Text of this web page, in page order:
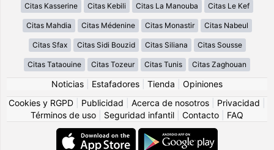
Citas Kasserine Citas Kebili Citas La Manouba Citas Le Kef
Citas Mahdia Citas Médenine Citas Monastir Citas Nabeul
Citas Sfax Citas Sidi Bouzid Citas Siliana Citas Sousse
Citas Tataouine Citas Tozeur Citas Tunis Citas Zaghouan
Noticias Estafadores Tienda
Opiniones
Cookies y RGPD
Publicidad Acerca de nosotros Privacidad
Términos de uso
Seguridad infantil Contacto FAQ